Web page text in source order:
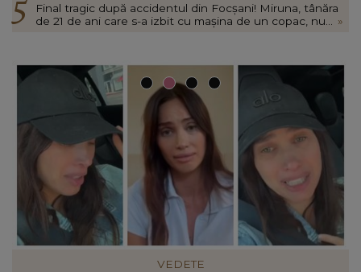
Final tragic după accidentul din Focșani! Miruna, tânăra
de 21 de ani care s-a izbit cu mașina de un copac, nu...
»
VEDETE